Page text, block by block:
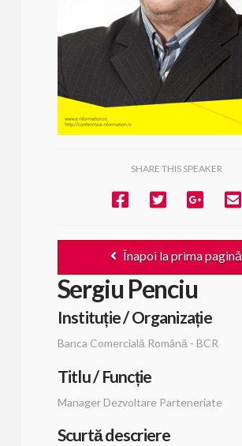
SHARE THIS SPEAKER
Înapoi la prima pagină
Sergiu Penciu
Instituție / Organizație
Banca Comercială Română - BCR
Titlu / Funcție
Manager Dezvoltare Parteneriate
Scurtă descriere